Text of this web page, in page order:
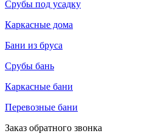
Срубы под усадку
Каркасные дома
Бани из бруса
Срубы бань
Каркасные бани
Перевозные бани
Заказ обратного звонка